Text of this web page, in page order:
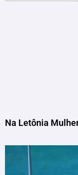
Na Letônia